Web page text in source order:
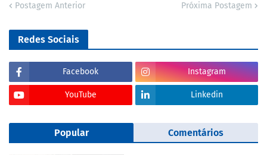
Postagem Anterior Próxima Postagem
Redes Sociais
Facebook Instagram
YouTube Linkedin
Popular Comentários